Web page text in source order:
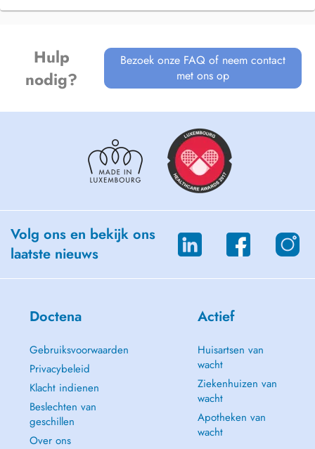
Hulp
nodig?
Bezoek onze FAQ of neem contact
met ons op
Volg ons en bekijk ons
laatste nieuws
Doctena
Gebruiksvoorwaarden
Privacybeleid
Klacht indienen
Beslechten van
geschillen
Over ons
Actief
Huisartsen van
wacht
Ziekenhuizen van
wacht
Apotheken van
wacht